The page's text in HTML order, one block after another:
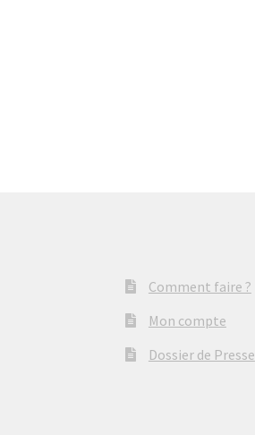
Comment faire ?
Mon compte
Dossier de Presse